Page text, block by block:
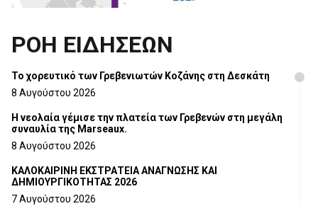
ΡΟΗ ΕΙΔΗΣΕΩΝ
Το χορευτικό των Γρεβενιωτών Κοζάνης στη Δεσκάτη
8 Αυγούστου 2026
Η νεολαία γέμισε την πλατεία των Γρεβενών στη μεγάλη
συναυλία της Marseaux.
8 Αυγούστου 2026
ΚΑΛΟΚΑΙΡΙΝΗ ΕΚΣΤΡΑΤΕΙΑ ΑΝΑΓΝΩΣΗΣ ΚΑΙ
ΔΗΜΙΟΥΡΓΙΚΟΤΗΤΑΣ 2026
7 Αυγούστου 2026